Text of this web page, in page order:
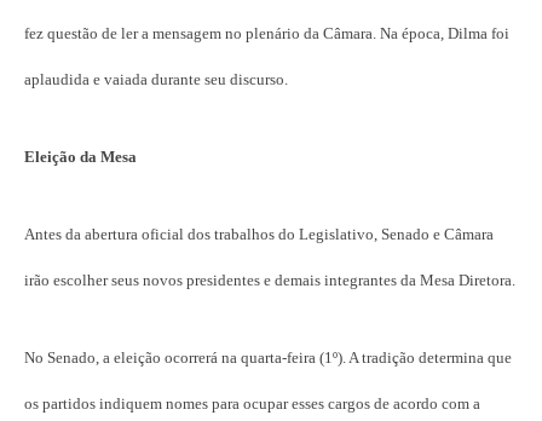
fez questão de ler a mensagem no plenário da Câmara. Na época, Dilma foi
aplaudida e vaiada durante seu discurso.
Eleição da Mesa
Antes da abertura oficial dos trabalhos do Legislativo, Senado e Câmara
irão escolher seus novos presidentes e demais integrantes da Mesa Diretora.
No Senado, a eleição ocorrerá na quarta-feira (1º). A tradição determina que
os partidos indiquem nomes para ocupar esses cargos de acordo com a